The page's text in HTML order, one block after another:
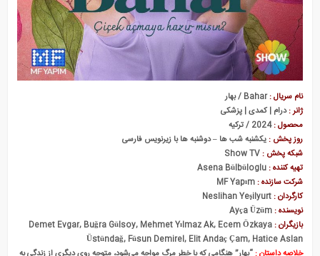
نام سریال :Bahar / بهار
ژانر :درام | کمدی | پزشکی
محصول :2024 / ترکیه
روز پخش :یکشنبه شب ها – دوشنبه ها با زیرنویس فارسی
شبکه پخش :Show TV
تهیه کننده :Asena Bülbüloglu
شرکت سازنده :MF Yapım
کارگردان :Neslihan Yeşilyurt
نویسنده :Ayça Üzüm
بازیگران :Demet Evgar, Buğra Gülsoy, Mehmet Yılmaz Ak, Ecem Özkaya
Üstündağ, Füsun Demirel, Elit Andaç Çam, Hatice Aslan